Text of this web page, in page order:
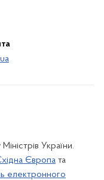
України.
Європа та
електронного